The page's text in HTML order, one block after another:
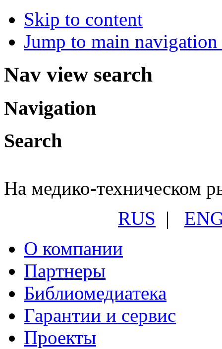
Skip to content
Jump to main
Nav view search
Navigation
Search
На медико-техническом
RUS |
О компании
Партнеры
Библиомедиатека
Гарантии и сервис
Проекты